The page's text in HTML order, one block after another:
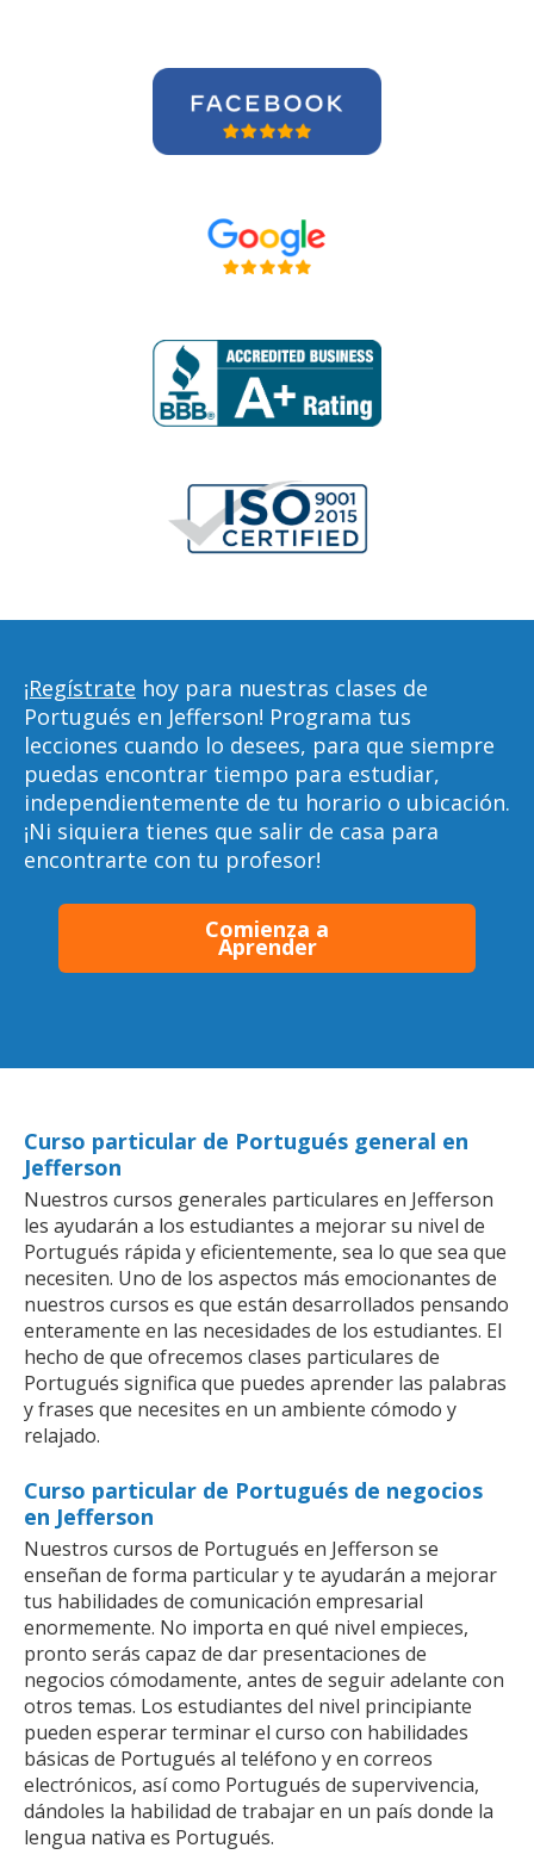
¡Regístrate hoy para nuestras clases de
Portugués en Jefferson! Programa tus
lecciones cuando lo desees, para que siempre
puedas encontrar tiempo para estudiar,
independientemente de tu horario o ubicación.
¡Ni siquiera tienes que salir de casa para
encontrarte con tu profesor!
Comienza a
Aprender
Curso particular de Portugués general en
Jefferson
Nuestros cursos generales particulares en Jefferson
les ayudarán a los estudiantes a mejorar su nivel de
Portugués rápida y eficientemente, sea lo que sea que
necesiten. Uno de los aspectos más emocionantes de
nuestros cursos es que están desarrollados pensando
enteramente en las necesidades de los estudiantes. El
hecho de que ofrecemos clases particulares de
Portugués significa que puedes aprender las palabras
y frases que necesites en un ambiente cómodo y
relajado.
Curso particular de Portugués de negocios
en Jefferson
Nuestros cursos de Portugués en Jefferson se
enseñan de forma particular y te ayudarán a mejorar
tus habilidades de comunicación empresarial
enormemente. No importa en qué nivel empieces,
pronto serás capaz de dar presentaciones de
negocios cómodamente, antes de seguir adelante con
otros temas. Los estudiantes del nivel principiante
pueden esperar terminar el curso con habilidades
básicas de Portugués al teléfono y en correos
electrónicos, así como Portugués de supervivencia,
dándoles la habilidad de trabajar en un país donde la
lengua nativa es Portugués.